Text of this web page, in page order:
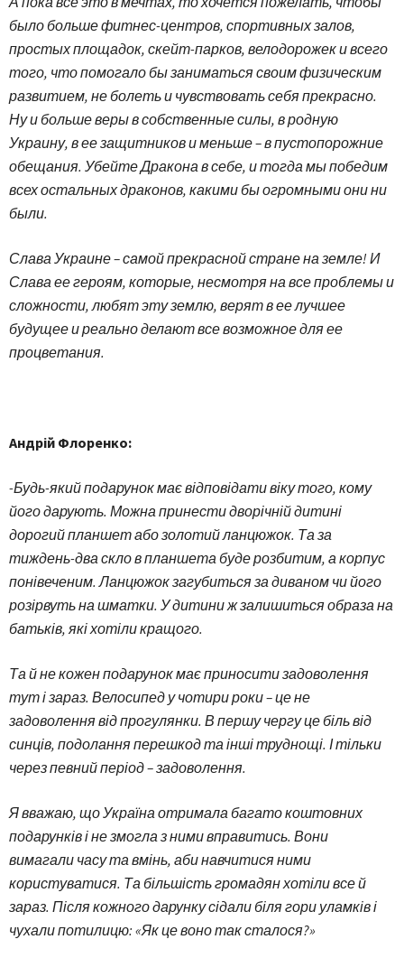
было больше фитнес-центров, спортивных залов,
простых площадок, скейт-парков, велодорожек и всего
того, что помогало бы заниматься своим физическим
развитием, не болеть и чувствовать себя прекрасно.
Ну и больше веры в собственные силы, в родную
Украину, в ее защитников и меньше – в пустопорожние
обещания. Убейте Дракона в себе, и тогда мы победим
всех остальных драконов, какими бы огромными они ни
были.
Слава Украине – самой прекрасной стране на земле! И
Слава ее героям, которые, несмотря на все проблемы и
сложности, любят эту землю, верят в ее лучшее
будущее и реально делают все возможное для ее
процветания.
Андрій Флоренко:
-Будь-який подарунок має відповідати віку того, кому
його дарують. Можна принести дворічній дитині
дорогий планшет або золотий ланцюжок. Та за
тиждень-два скло в планшета буде розбитим, а корпус
понівеченим. Ланцюжок загубиться за диваном чи його
розірвуть на шматки. У дитини ж залишиться образа на
батьків, які хотіли кращого.
Та й не кожен подарунок має приносити задоволення
тут і зараз. Велосипед у чотири роки – це не
задоволення від прогулянки. В першу чергу це біль від
синців, подолання перешкод та інші труднощі. І тільки
через певний період – задоволення.
Я вважаю, що Україна отримала багато коштовних
подарунків і не змогла з ними вправитись. Вони
вимагали часу та вмінь, аби навчитися ними
користуватися. Та більшість громадян хотіли все й
зараз. Після кожного дарунку сідали біля гори уламків і
чухали потилицю: «Як це воно так сталося?»